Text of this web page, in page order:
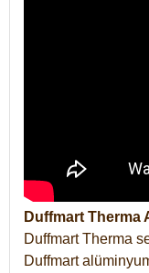
Duffmart Therma
Duffmart Therma
Duffmart